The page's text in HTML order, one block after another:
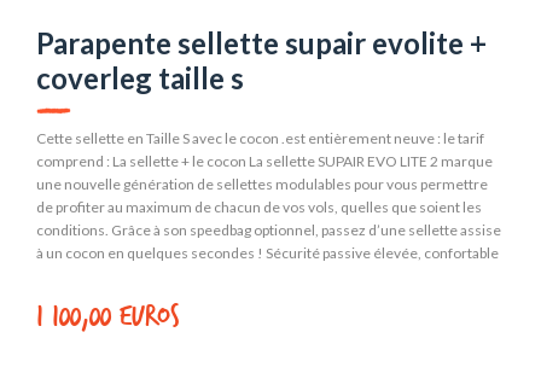
Parapente sellette supair evolite +
coverleg taille s
Cette sellette en Taille S avec le cocon .est entièrement neuve : le tarif
comprend : La sellette + le cocon La sellette SUPAIR EVO LITE 2 marque
une nouvelle génération de sellettes modulables pour vous permettre
de profiter au maximum de chacun de vos vols, quelles que soient les
conditions. Grâce à son speedbag optionnel, passez d’une sellette assise
à un cocon en quelques secondes ! Sécurité passive élevée, confortable
aux pilotes qui veulent tout faire avec une seule sellette. Le module
speedbag en option L'un des atouts majeurs de l'EVO LITE 2 réside dans
1 100,00 euros